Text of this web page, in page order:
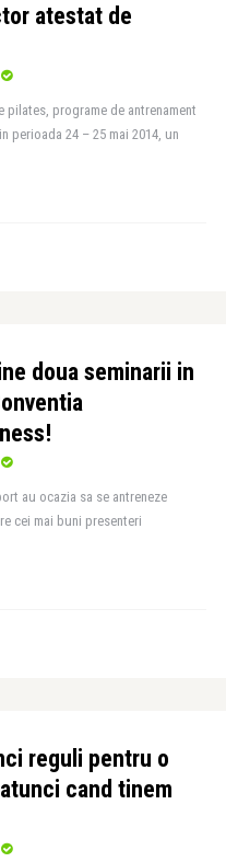
atestat de
pilates, programe de antrenament
24 – 25 mai 2014, un
doua seminarii in
au ocazia sa se antreneze
cei mai buni presenteri
reguli pentru o
cand tinem